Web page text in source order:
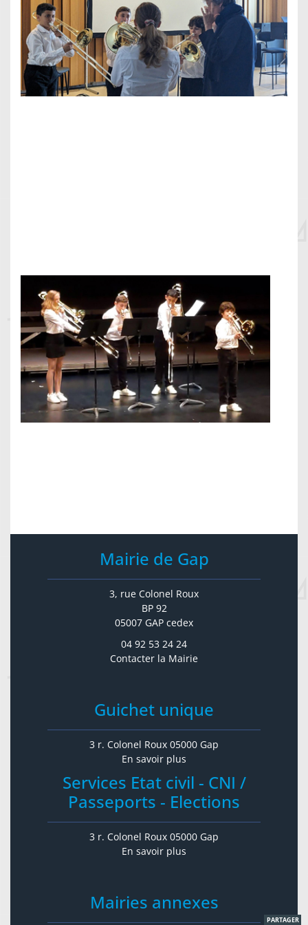
PARTAGER
Mairie de Gap
3, rue Colonel Roux
BP 92
05007 GAP cedex
04 92 53 24 24
Contacter la Mairie
Guichet unique
3 r. Colonel Roux 05000 Gap
En savoir plus
Services Etat civil - CNI /
Passeports - Elections
3 r. Colonel Roux 05000 Gap
En savoir plus
Mairies annexes